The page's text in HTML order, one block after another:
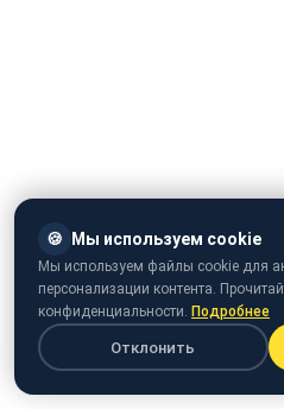
🍪 Мы используем cookie
Мы используем файлы cookie для
персонализации контента.
конфиденциальности. Подробнее
Отклонить